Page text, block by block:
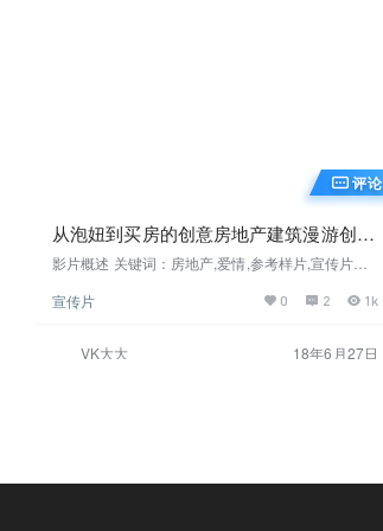
评论
从泡妞到买房的创意房地产建筑漫游创意
宣传片参考
影片概述 关键词：房地产,爱情,参考样片,宣传片参
宣传片参考，项目的人为概念。客户设定了一个明
的当代电视广告。这形成了项目的创新感。起初，
宣传片 0 2 1k
VK大大 18年6月27日